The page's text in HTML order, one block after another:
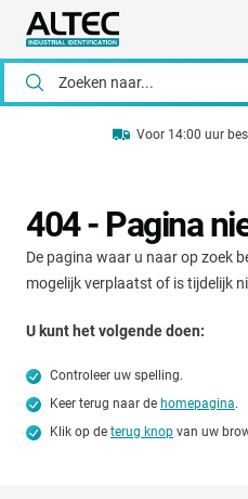
Voor 14:00 uur
404 - Pagina
De pagina waar u naar op zoek
mogelijk verplaatst of is tijdelijk
U kunt het volgende doen:
Controleer uw spelling.
Keer terug naar de homepagina.
Klik op de terug knop van uw